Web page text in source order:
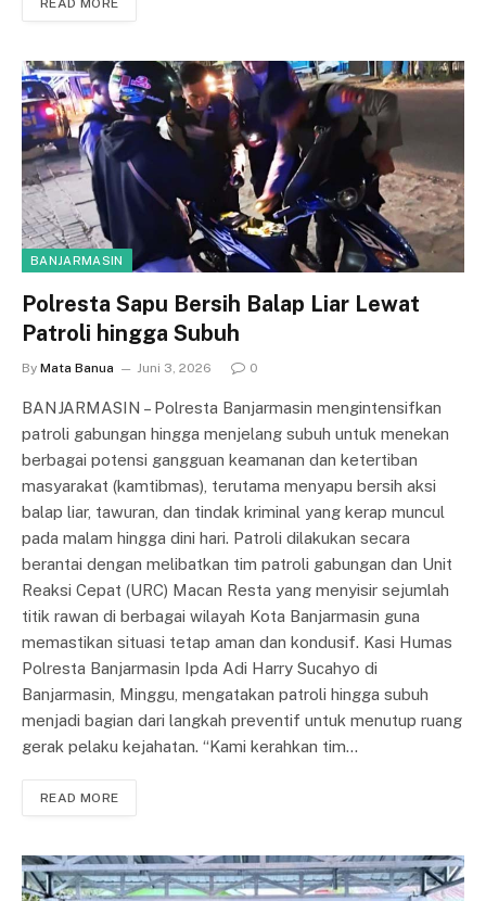
READ MORE
BANJARMASIN
Polresta Sapu Bersih Balap Liar Lewat
Patroli hingga Subuh
By Mata Banua Juni 3, 2026 0
BANJARMASIN – Polresta Banjarmasin mengintensifkan
patroli gabungan hingga menjelang subuh untuk menekan
berbagai potensi gangguan keamanan dan ketertiban
masyarakat (kamtibmas), terutama menyapu bersih aksi
balap liar, tawuran, dan tindak kriminal yang kerap muncul
pada malam hingga dini hari. Patroli dilakukan secara
berantai dengan melibatkan tim patroli gabungan dan Unit
Reaksi Cepat (URC) Macan Resta yang menyisir sejumlah
titik rawan di berbagai wilayah Kota Banjarmasin guna
memastikan situasi tetap aman dan kondusif. Kasi Humas
Polresta Banjarmasin Ipda Adi Harry Sucahyo di
Banjarmasin, Minggu, mengatakan patroli hingga subuh
menjadi bagian dari langkah preventif untuk menutup ruang
gerak pelaku kejahatan. “Kami kerahkan tim…
READ MORE